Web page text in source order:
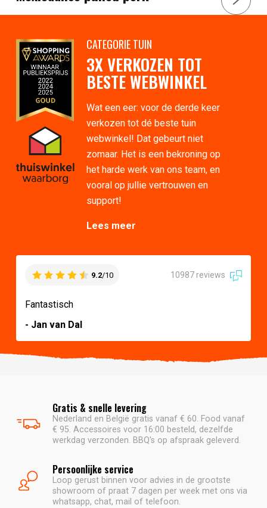
CATEGORIE TUIN
3X VERKOZEN TOT
BESTE WEBWINKEL
Wat een eer: voor de derde keer
verkozen tot dé beste tuin
webwinkel! Dat gebeurt niet
zomaar. Het is een bekroning op
het harde werk van ons team, en
vooral op jullie vertrouwen en
support!
Lees meer
9.2/10 10987 reviews
Fantastisch
- Jan van Dal
Gratis & snelle levering
Nederland en België gratis vanaf € 60. Food vanaf
€ 95. Accessoires voor 16:00 besteld, dezelfde
werkdag verzonden. BBQ's op afspraak geleverd.
Persoonlijke service
Loop gerust binnen voor advies in de grootste
showroom of praat 7 dagen per week met ons via
whatsapp, chat, mail of telefoon.